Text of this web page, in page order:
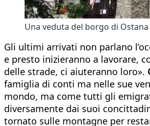
Una veduta del borgo di Ostana
Gli ultimi arrivati non parlano
e presto inizieranno a lavorare,
delle strade, ci aiuteranno loro».
famiglia di conti ma nelle sue
mondo, ma come tutti gli
diversamente dai suoi
tornato sulle montagne per